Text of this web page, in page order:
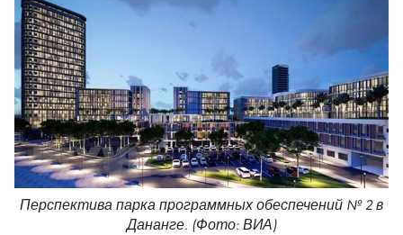
Перспектива парка программных обеспечений № 2 в
Дананге. (Фото: ВИА)